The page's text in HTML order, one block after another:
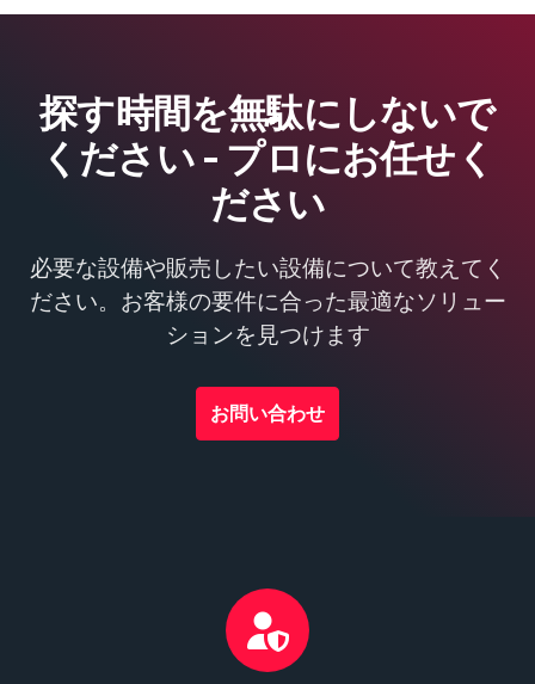
探す時間を無駄にしないで
ください - プロにお任せく
ださい
必要な設備や販売したい設備について教えてく
ださい。お客様の要件に合った最適なソリュー
ションを見つけます
お問い合わせ